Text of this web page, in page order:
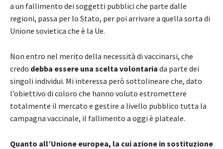
a un fallimento dei soggetti pubblici che parte dalle
regioni, passa per lo Stato, per poi arrivare a quella sorta di
Unione sovietica che è la Ue.
Non entro nel merito della necessità di vaccinarsi, che
credo debba essere una scelta volontaria da parte dei
singoli individui. Mi interessa però sottolineare che, dato
l’obiettivo di coloro che hanno voluto estromettere
totalmente il mercato e gestire a livello pubblico tutta la
campagna vaccinale, il fallimento a oggi è plateale.
Quanto all’Unione europea, la cui azione in sostituzione